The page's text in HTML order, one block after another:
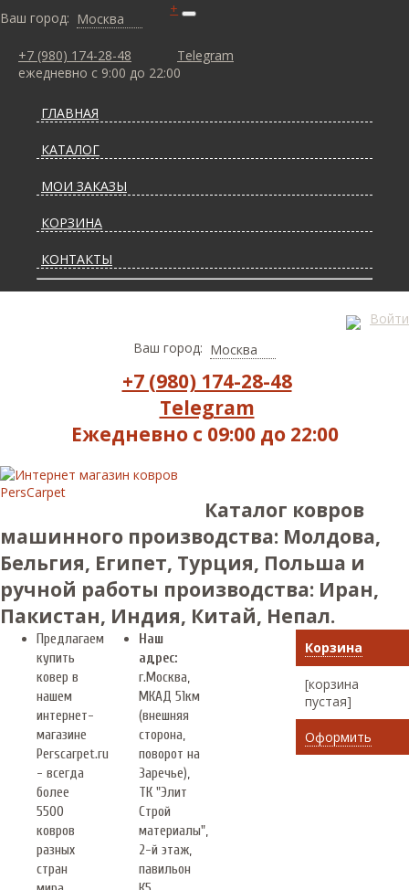
Ваш город: Москва
+7 (980) 174-28-48
Telegram
ежедневно с 9:00 до 22:00
+
ГЛАВНАЯ
КАТАЛОГ
МОИ ЗАКАЗЫ
КОРЗИНА
КОНТАКТЫ
ДОСТАВКА И ОПЛАТА
Войти
Ваш город: Москва
+7 (980) 174-28-48
Telegram
Ежедневно с 09:00 до 22:00
Каталог ковров
машинного производства: Молдова,
Бельгия, Египет, Турция, Польша и
ручной работы производства: Иран,
Пакистан, Индия, Китай, Непал.
Предлагаем
купить
ковер в
нашем
интернет-
магазине
Perscarpet.ru
- всегда
более
5500
ковров
разных
стран
Наш
адрес:
г.Москва
МКАД 51км
(внешняя
сторона,
поворот на
Заречье),
ТК "Элит
Строй
материалы",
2-й этаж,
павильон
Корзина
[корзина
пустая]
Оформить